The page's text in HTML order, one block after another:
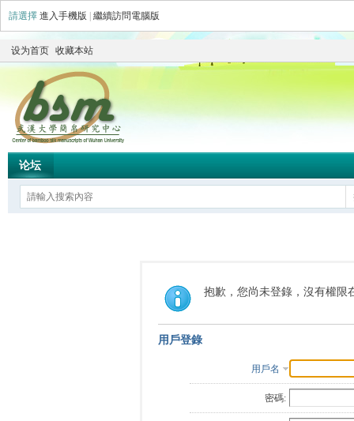
請選擇 進入手機版 繼續訪問電腦版
设为首页 收藏本站
论坛
抱歉，您尚未登錄，沒有權限
用戶登錄
用戶名
密碼: